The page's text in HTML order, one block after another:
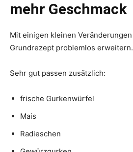
mehr Geschmack
Mit einigen kleinen
Grundrezept problemlos erweitern.
Sehr gut passen zusätzlich:
frische Gurkenwürfel
Mais
Radieschen